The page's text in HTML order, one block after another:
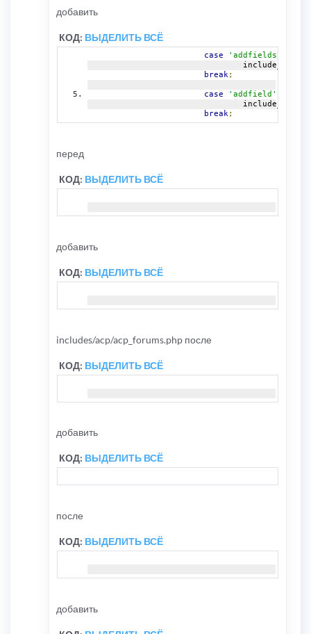
добавить
КОД: ВЫДЕЛИТЬ ВСЁ
case 'addfields'
				include_once
break;
case 'addfield'
				include_once
break;
перед
КОД: ВЫДЕЛИТЬ ВСЁ
добавить
КОД: ВЫДЕЛИТЬ ВСЁ
includes/acp/acp_forums.php после
КОД: ВЫДЕЛИТЬ ВСЁ
добавить
КОД: ВЫДЕЛИТЬ ВСЁ
после
КОД: ВЫДЕЛИТЬ ВСЁ
добавить